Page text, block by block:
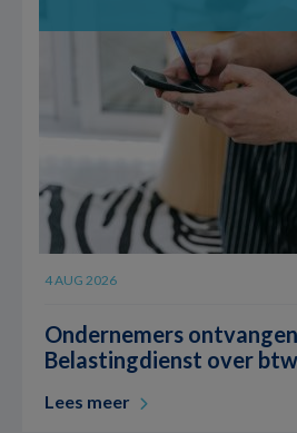
4 AUG 2026
Ondernemers
Belastingdienst over
Lees meer